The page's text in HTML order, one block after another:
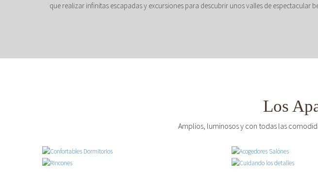
que realizar infinitas escapadas y excursiones para descubrir unos valles de espectacular
Los
Amplios, luminosos y con todas las